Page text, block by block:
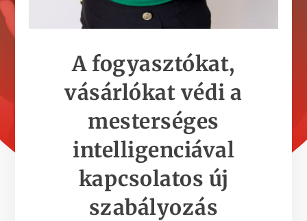
A fogyasztókat,
vásárlókat védi a
mesterséges
intelligenciával
kapcsolatos új
szabályozás